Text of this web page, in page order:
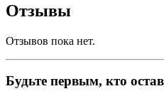
Отзывы
Отзывов пока нет.
Будьте первым, кто